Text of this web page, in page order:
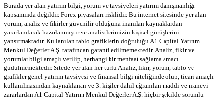
Burada yer alan yatırım bilgi, yorum ve tavsiyeleri yatırım danışmanlığı
kapsamında değildir. Forex piyasaları risklidir. Bu internet sitesinde yer alan
yorum, analiz ve fikirler güvenilir olduğuna inanılan kaynaklardan
yararlanılarak hazırlanmıştır ve analistlerimizin kişisel görüşlerini
yansıtmaktadır. Kullanılan tablo grafiklerin doğruluğu A1 Capital Yatırım
Menkul Değerler A.Ş. tarafından garanti edilmemektedir. Analiz, fikir ve
yorumlar bilgi amaçlı verilip, herhangi bir menfaat sağlama amacı
güdülmemektedir. Sitede yer alan her türlü Analiz, fikir, yorum, tablo ve
grafikler genel yatırım tavsiyesi ve finansal bilgi niteliğinde olup, ticari amaçlı
kullanılmasından kaynaklanan ve 3. kişiler dahil uğranılan maddi ve manevi
zararlardan A1 Capital Yatırım Menkul Değerler A.Ş. hiçbir şekilde sorumlu